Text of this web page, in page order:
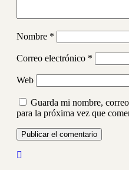
Nombre *
Correo electrónico *
Web
Guarda mi nombre,
para la próxima vez que